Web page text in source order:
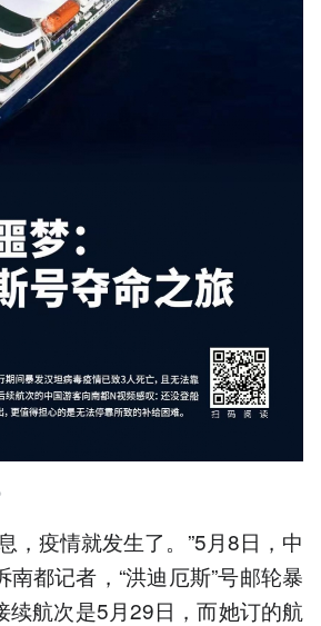
，疫情就发生了。”5月8日，中
都记者，“洪迪厄斯”号邮轮暴
续航次是5月29日，而她订的航